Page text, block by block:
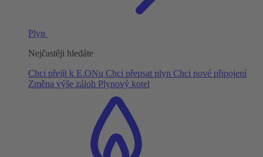
Plyn
Nejčastěji hledáte
Chci přejít k E.ONu Chci přepsat plyn Chci nové připojení
Změna výše záloh Plynový kotel